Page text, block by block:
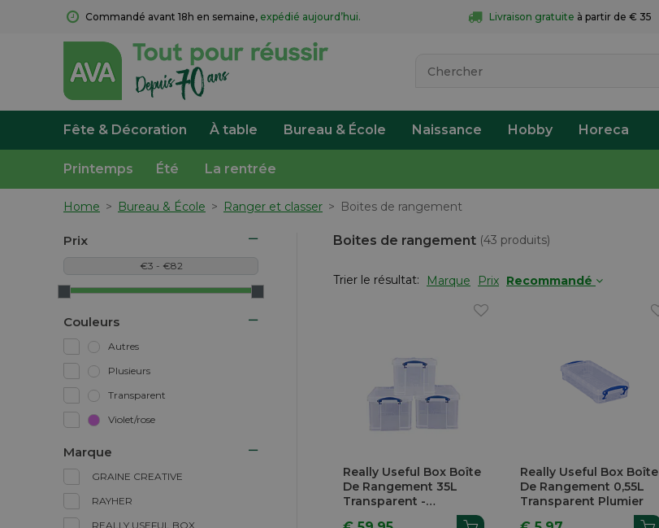
Commandé avant 18h en semaine, expédié aujourd’hui. Livraison gratuite à partir de € 35
Fête & Décoration À table Bureau & École Naissance Hobby Horeca
Printemps Été La rentrée
Home > Bureau & École > Ranger et classer > Boites de rangement
Prix
Couleurs
Autres
Plusieurs
Transparent
Violet/rose
Marque
GRAINE CREATIVE
RAYHER
REALLY USEFUL BOX
Boites de rangement (43 produits)
Trier le résultat: Marque Prix Recommandé
Really Useful Box Boîte
De Rangement 35L
Transparent -
Promopack 3 Pièces
Really Useful Box Boîte
De Rangement 0,55L
Transparent Plumier